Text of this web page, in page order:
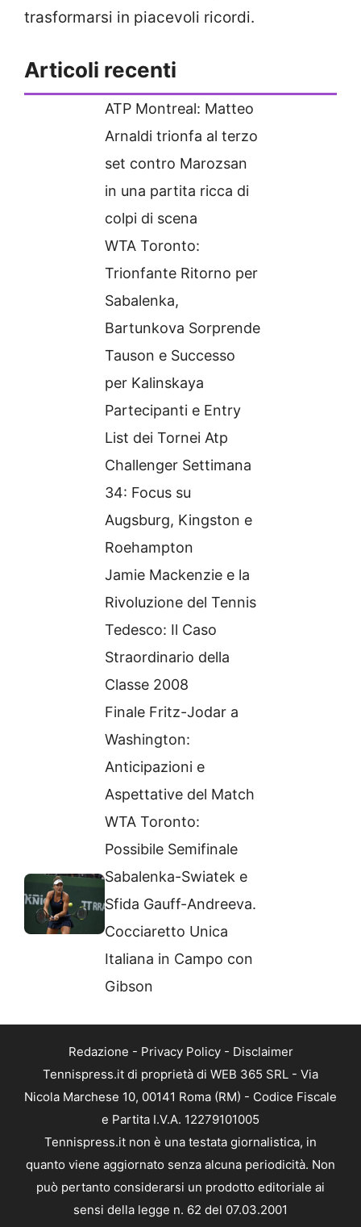
trasformarsi in piacevoli ricordi.
Articoli recenti
ATP Montreal: Matteo
Arnaldi trionfa al terzo
set contro Marozsan
in una partita ricca di
colpi di scena
WTA Toronto:
Trionfante Ritorno per
Sabalenka,
Bartunkova Sorprende
Tauson e Successo
per Kalinskaya
Partecipanti e Entry
List dei Tornei Atp
Challenger Settimana
34: Focus su
Augsburg, Kingston e
Roehampton
Jamie Mackenzie e la
Rivoluzione del Tennis
Tedesco: Il Caso
Straordinario della
Classe 2008
Finale Fritz-Jodar a
Washington:
Anticipazioni e
Aspettative del Match
WTA Toronto:
Possibile Semifinale
Sabalenka-Swiatek e
Sfida Gauff-Andreeva.
Cocciaretto Unica
Italiana in Campo con
Gibson
Redazione - Privacy Policy- Disclaimer
Tennispress.it di proprietà di WEB 365 SRL - Via
Nicola Marchese 10, 00141 Roma (RM) - Codice Fiscale
e Partita I.V.A. 12279101005
Tennispress.it non è una testata giornalistica, in
quanto viene aggiornato senza alcuna periodicità. Non
può pertanto considerarsi un prodotto editoriale ai
sensi della legge n. 62 del 07.03.2001